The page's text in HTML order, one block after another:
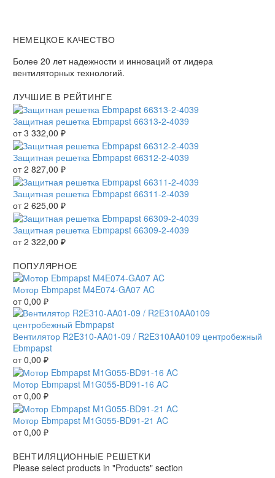
НЕМЕЦКОЕ КАЧЕСТВО
Более 20 лет надежности и инноваций от лидера
вентиляторных технологий.
ЛУЧШИЕ В РЕЙТИНГЕ
Защитная решетка Ebmpapst 66313-2-4039
от3 332,00 ₽
Защитная решетка Ebmpapst 66312-2-4039
от2 827,00 ₽
Защитная решетка Ebmpapst 66311-2-4039
от2 625,00 ₽
Защитная решетка Ebmpapst 66309-2-4039
от2 322,00 ₽
ПОПУЛЯРНОЕ
Мотор Ebmpapst M4E074-GA07 AC
от0,00 ₽
Вентилятор R2E310-AA01-09 / R2E310AA0109 центробежный
Ebmpapst
от0,00 ₽
Мотор Ebmpapst M1G055-BD91-16 AC
от0,00 ₽
Мотор Ebmpapst M1G055-BD91-21 AC
от0,00 ₽
ВЕНТИЛЯЦИОННЫЕ РЕШЕТКИ
Please select products in "Products" section